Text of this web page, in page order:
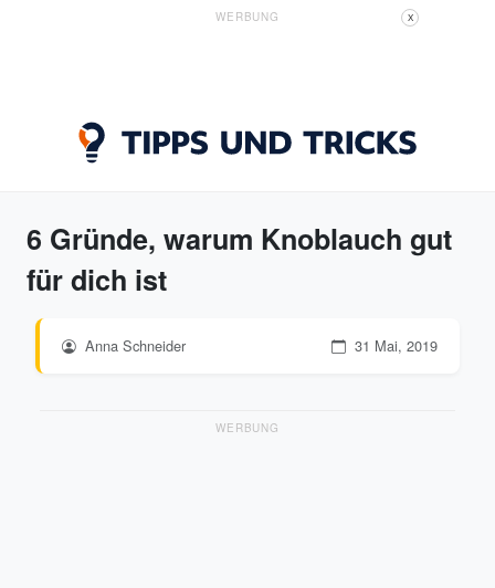
WERBUNG X
6 Gründe, warum Knoblauch gut
für dich ist
Anna Schneider 31 Mai, 2019
WERBUNG